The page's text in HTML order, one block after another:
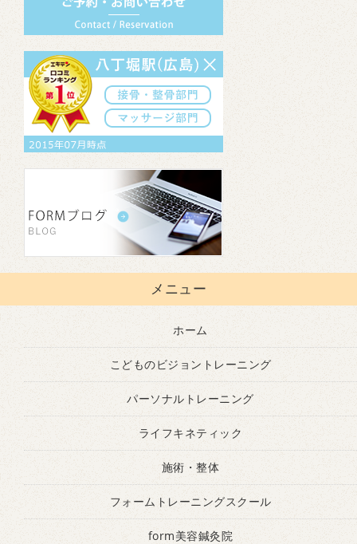
メニュー
ホーム
こどものビジョントレーニング
パーソナルトレーニング
ライフキネティック
施術・整体
フォームトレーニングスクール
form美容鍼灸院